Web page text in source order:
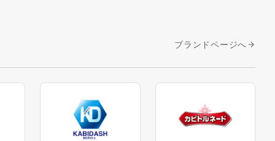
ブランドページへ